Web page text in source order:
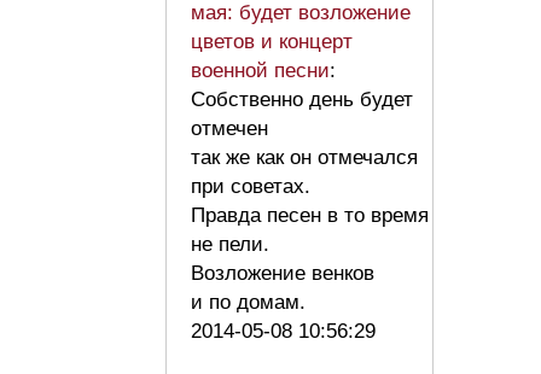
мая: будет возложение
цветов и концерт
военной песни:
Собственно день будет
отмечен
так же как он отмечался
при советах.
Правда песен в то время
не пели.
Возложение венков
и по домам.
2014-05-08 10:56:29